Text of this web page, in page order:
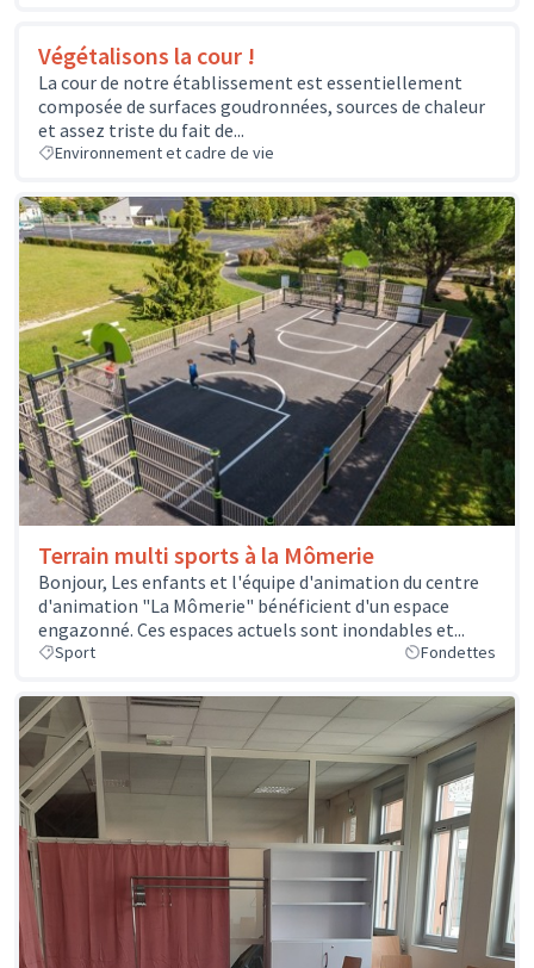
Végétalisons la cour !
La cour de notre établissement est essentiellement
composée de surfaces goudronnées, sources de chaleur
et assez triste du fait de...
Environnement et cadre de vie
Terrain multi sports à la Mômerie
Bonjour, Les enfants et l'équipe d'animation du centre
d'animation "La Mômerie" bénéficient d'un espace
engazonné. Ces espaces actuels sont inondables et...
Sport Fondettes